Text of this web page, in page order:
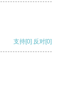
支持[0] 反对[0]